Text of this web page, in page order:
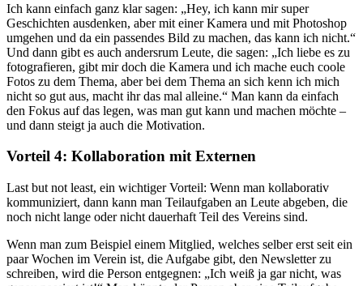
Ich kann einfach ganz klar sagen: „Hey, ich kann mir super
Geschichten ausdenken, aber mit einer Kamera und mit Photoshop
umgehen und da ein passendes Bild zu machen, das kann ich nicht.“
Und dann gibt es auch andersrum Leute, die sagen: „Ich liebe es zu
fotografieren, gibt mir doch die Kamera und ich mache euch coole
Fotos zu dem Thema, aber bei dem Thema an sich kenn ich mich
nicht so gut aus, macht ihr das mal alleine.“ Man kann da einfach
den Fokus auf das legen, was man gut kann und machen möchte –
und dann steigt ja auch die Motivation.
Vorteil 4: Kollaboration mit Externen
Last but not least, ein wichtiger Vorteil: Wenn man kollaborativ
kommuniziert, dann kann man Teilaufgaben an Leute abgeben, die
noch nicht lange oder nicht dauerhaft Teil des Vereins sind.
Wenn man zum Beispiel einem Mitglied, welches selber erst seit ein
paar Wochen im Verein ist, die Aufgabe gibt, den Newsletter zu
schreiben, wird die Person entgegnen: „Ich weiß ja gar nicht, was